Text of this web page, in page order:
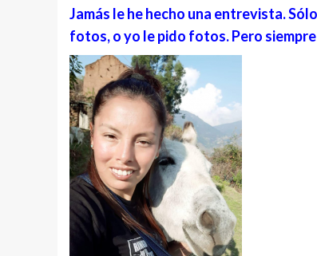
Jamás le he hecho una entrevista.
fotos, o yo le pido fotos. Pero